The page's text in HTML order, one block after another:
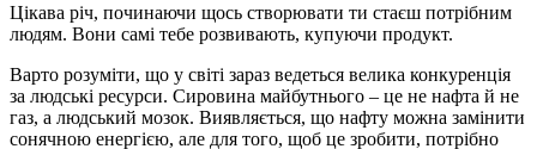
Цікава річ, починаючи щось створювати ти стаєш потрібним
людям. Вони самі тебе розвивають, купуючи продукт.
Варто розуміти, що у світі зараз ведеться велика конкуренція
за людські ресурси. Сировина майбутнього – це не нафта й не
газ, а людський мозок. Виявляється, що нафту можна замінити
сонячною енергією, але для того, щоб це зробити, потрібно